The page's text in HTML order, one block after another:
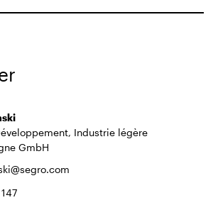
Industrie légère
GmbH